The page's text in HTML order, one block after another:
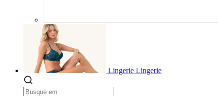
Lingerie Lingerie